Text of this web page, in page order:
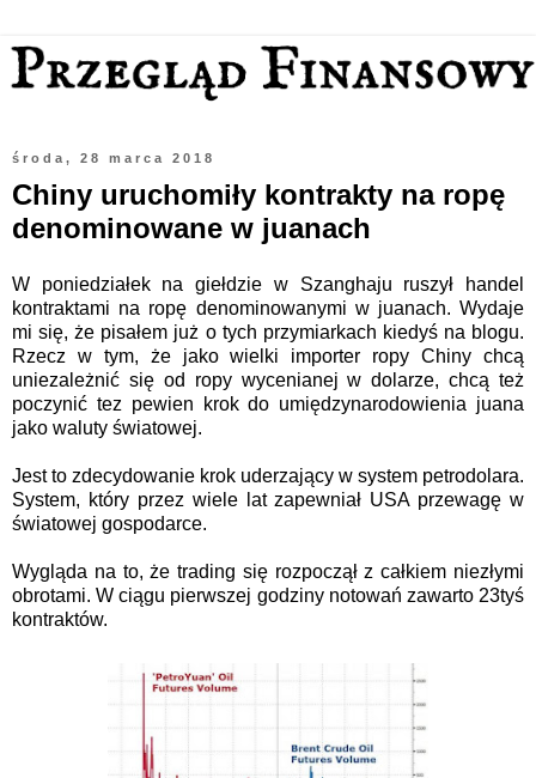
środa, 28 marca 2018
Chiny uruchomiły kontrakty na ropę
denominowane w juanach
W poniedziałek na giełdzie w Szanghaju ruszył handel
kontraktami na ropę denominowanymi w juanach. Wydaje
mi się, że pisałem już o tych przymiarkach kiedyś na blogu.
Rzecz w tym, że jako wielki importer ropy Chiny chcą
uniezależnić się od ropy wycenianej w dolarze, chcą też
poczynić tez pewien krok do umiędzynarodowienia juana
jako waluty światowej.
Jest to zdecydowanie krok uderzający w system petrodolara.
System, który przez wiele lat zapewniał USA przewagę w
światowej gospodarce.
Wygląda na to, że trading się rozpoczął z całkiem niezłymi
obrotami. W ciągu pierwszej godziny notowań zawarto 23tyś
kontraktów.